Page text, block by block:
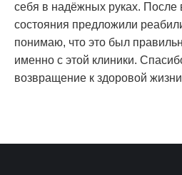
себя в надёжных руках. После
состояния предложили
понимаю, что это был
именно с этой клиники.
возвращение к здоровой